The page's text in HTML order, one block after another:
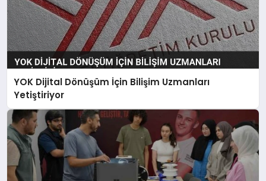
YOK Dijital Dönüşüm İçin Bilişim Uzmanları
Yetiştiriyor